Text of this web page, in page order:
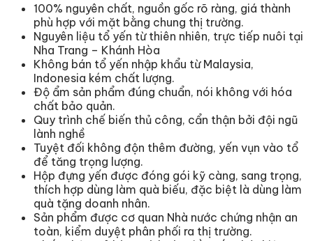
100% nguyên chất, nguồn gốc rõ ràng, giá thành
phù hợp với mặt bằng chung thị trường.
Nguyên liệu tổ yến từ thiên nhiên, trực tiếp nuôi tại
Nha Trang – Khánh Hòa
Không bán tổ yến nhập khẩu từ Malaysia,
Indonesia kém chất lượng.
Độ ẩm sản phẩm đúng chuẩn, nói không với hóa
chất bảo quản.
Quy trình chế biến thủ công, cẩn thận bởi đội ngũ
lành nghề
Tuyệt đối không độn thêm đường, yến vụn vào tổ
để tăng trọng lượng.
Hộp đựng yến được đóng gói kỹ càng, sang trọng,
thích hợp dùng làm quà biếu, đặc biệt là dùng làm
quà tặng doanh nhân.
Sản phẩm được cơ quan Nhà nước chứng nhận an
toàn, kiểm duyệt phân phối ra thị trường.